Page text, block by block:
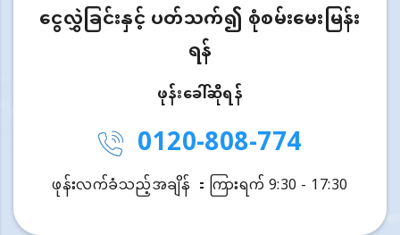
ငွေလွှဲခြင်းနှင့် ပတ်သက်၍ စုံစမ်းမေးမြန်း
ရန်
ဖုန်းခေါ်ဆိုရန်
0120-808-774
ဖုန်းလက်ခံသည့်အချိန် ：ကြားရက် 9:30 - 17:30